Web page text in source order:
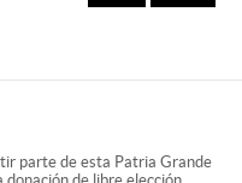
parte de esta Patria Grande